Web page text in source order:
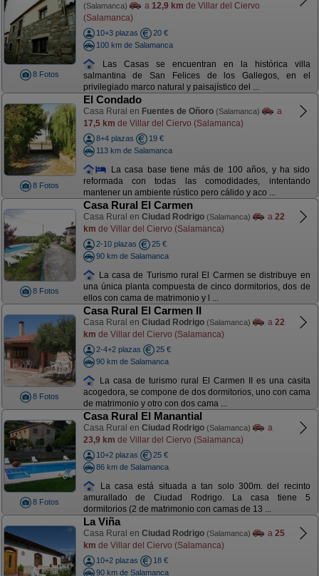
8 Fotos
(Salamanca) a 12,9 km de Villar del Ciervo
(Salamanca)
10+3 plazas
20 €
100 km de Salamanca
Las Casas se encuentran en la histórica villa
salmantina de San Felices de los Gallegos, en el
privilegiado marco natural y paisajístico del ...
8 Fotos
El Condado
Casa Rural en Fuentes de Oñoro (Salamanca)
a
17,5 km de Villar del Ciervo (Salamanca)
8+4 plazas
19 €
113 km de Salamanca
La casa base tiene más de 100 años, y ha sido
reformada con todas las comodidades, intentando
mantener un ambiente rústico pero cálido y aco ...
8 Fotos
Casa Rural El Carmen
Casa Rural en Ciudad Rodrigo (Salamanca) a 22
km de Villar del Ciervo (Salamanca)
2-10 plazas
25 €
90 km de Salamanca
La casa de Turismo rural El Carmen se distribuye en
una única planta compuesta de cinco dormitorios, dos de
ellos con cama de matrimonio y l ...
8 Fotos
Casa Rural El Carmen II
Casa Rural en Ciudad Rodrigo (Salamanca) a 22
km de Villar del Ciervo (Salamanca)
2-4+2 plazas
25 €
90 km de Salamanca
La casa de turismo rural El Carmen II es una casita
acogedora, se compone de dos dormitorios, uno con cama
de matrimonio y otro con dos cama ...
8 Fotos
Casa Rural El Manantial
Casa Rural en Ciudad Rodrigo (Salamanca)
a
23,9 km de Villar del Ciervo (Salamanca)
10+2 plazas
25 €
86 km de Salamanca
La casa está situada a tan solo 300m. del recinto
amurallado de Ciudad Rodrigo. La casa tiene 5
dormitorios (2 de matrimonio con camas de 13 ...
La Viña
Casa Rural en Ciudad Rodrigo (Salamanca) a 25
km de Villar del Ciervo (Salamanca)
10+2 plazas
18 €
90 km de Salamanca